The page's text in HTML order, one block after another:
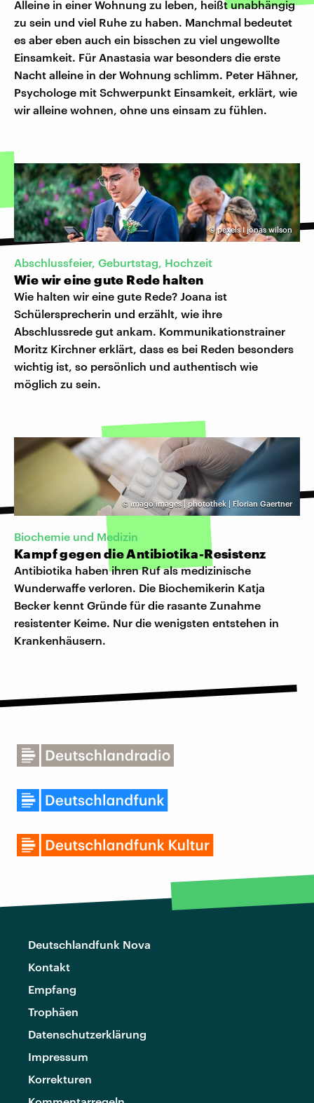
Alleine in einer Wohnung zu leben, heißt unabhängig
zu sein und viel Ruhe zu haben. Manchmal bedeutet
es aber eben auch ein bisschen zu viel ungewollte
Einsamkeit. Für Anastasia war besonders die erste
Nacht alleine in der Wohnung schlimm. Peter Hähner,
Psychologe mit Schwerpunkt Einsamkeit, erklärt, wie
wir alleine wohnen, ohne uns einsam zu fühlen.
©pexels I jonas wilson
Abschlussfeier, Geburtstag, Hochzeit
Wie wir eine gute Rede halten
Wie halten wir eine gute Rede? Joana ist
Schülersprecherin und erzählt, wie ihre
Abschlussrede gut ankam. Kommunikationstrainer
Moritz Kirchner erklärt, dass es bei Reden besonders
wichtig ist, so persönlich und authentisch wie
möglich zu sein.
© imago images | photothek | Florian Gaertner
Biochemie und Medizin
Kampf gegen die Antibiotika-Resistenz
Antibiotika haben ihren Ruf als medizinische
Wunderwaffe verloren. Die Biochemikerin Katja
Becker kennt Gründe für die rasante Zunahme
resistenter Keime. Nur die wenigsten entstehen in
Krankenhäusern.
Deutschlandfunk Nova
Kontakt
Empfang
Trophäen
Datenschutzerklärung
Impressum
Korrekturen